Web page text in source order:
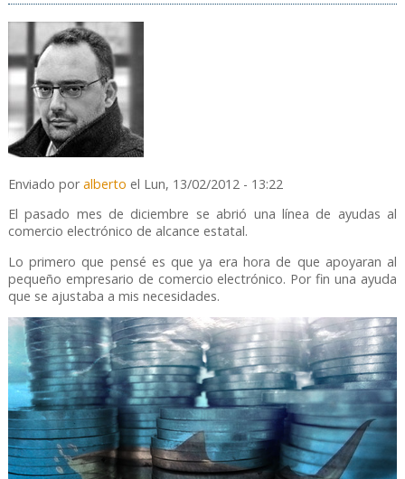
Enviado poralberto el Lun, 13/02/2012 - 13:22
El pasado mes de diciembre se abrió una línea de ayudas al
comercio electrónico de alcance estatal.
Lo primero que pensé es que ya era hora de que apoyaran al
pequeño empresario de comercio electrónico. Por fin una ayuda
que se ajustaba a mis necesidades.